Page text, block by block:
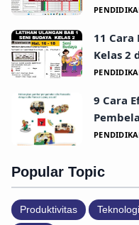
11
Kelas 2
9 Cara
Popular Topic
Produktivitas Teknologi